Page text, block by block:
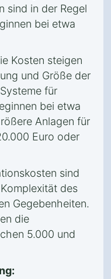
sind in der Regel
bei etwa
Kosten steigen
und Größe der
für
bei etwa
Anlagen für
Euro oder
sind
des
Gegebenheiten.
die
5.000 und